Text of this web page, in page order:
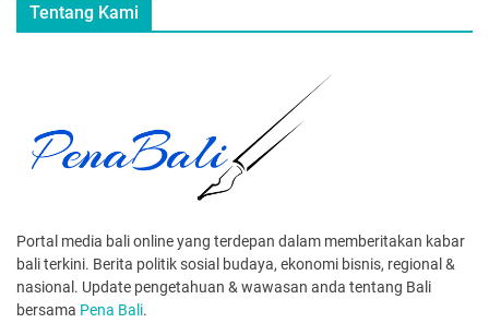
Tentang Kami
Portal media bali online yang terdepan dalam memberitakan kabar
bali terkini. Berita politik sosial budaya, ekonomi bisnis, regional &
nasional. Update pengetahuan & wawasan anda tentang Bali
bersama Pena Bali.